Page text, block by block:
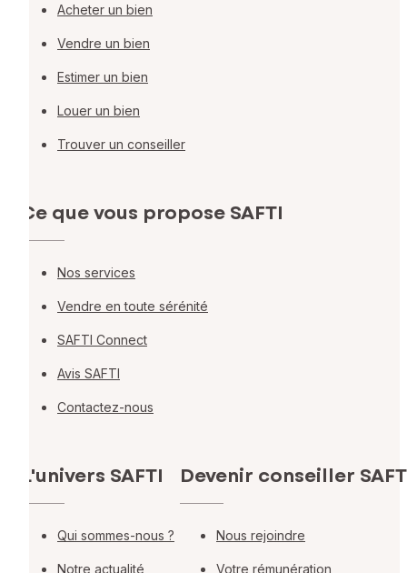
Acheter un bien
Vendre un bien
Estimer un bien
Louer un bien
Trouver un conseiller
Ce que vous propose SAFTI
Nos services
Vendre en toute sérénité
SAFTI Connect
Avis SAFTI
Contactez-nous
L'univers SAFTI
Qui sommes-nous ?
Notre actualité
Devenir conseiller
Nous rejoindre
Votre rémunération